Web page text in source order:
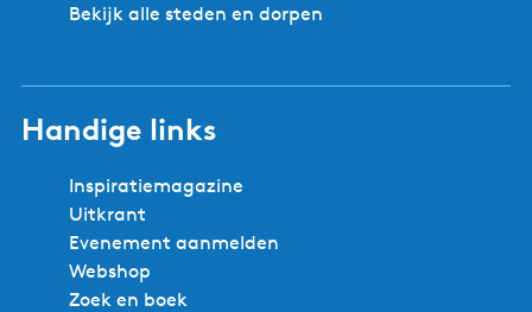
Bekijk alle steden en dorpen
Handige links
Inspiratiemagazine
Uitkrant
Evenement aanmelden
Webshop
Zoek en boek